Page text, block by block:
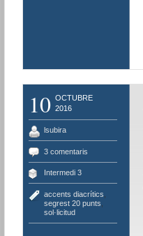
10 OCTUBRE
2016
lsubira
3 comentaris
Intermedi 3
accents diacrítics
segrest 20 punts
sol·licitud